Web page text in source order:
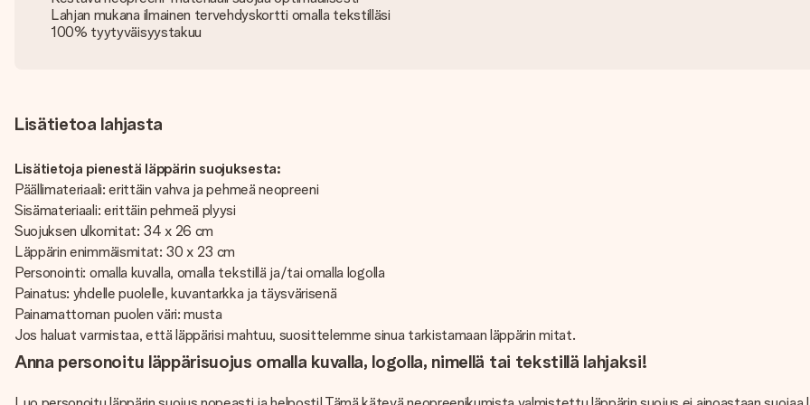
Lahjan mukana ilmainen tervehdyskortti omalla tekstilläsi
100% tyytyväisyystakuu
Lisätietoa lahjasta
Lisätietoja pienestä läppärin suojuksesta:
Päällimateriaali: erittäin vahva ja pehmeä neopreeni
Sisämateriaali: erittäin pehmeä plyysi
Suojuksen ulkomitat: 34 x 26 cm
Läppärin enimmäismitat: 30 x 23 cm
Personointi: omalla kuvalla, omalla tekstillä ja/tai omalla logolla
Painatus: yhdelle puolelle, kuvantarkka ja täysvärisenä
Painamattoman puolen väri: musta
Jos haluat varmistaa, että läppärisi mahtuu, suosittelemme sinua tarkistamaan läppärin mitat.
Anna personoitu läppärisuojus omalla kuvalla, logolla, nimellä tai tekstillä lahjaksi!